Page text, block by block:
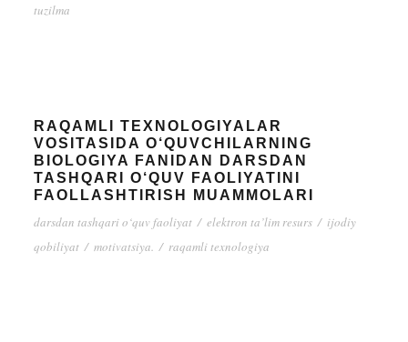
tuzilma
RAQAMLI TEXNOLOGIYALAR
VOSITASIDA O‘QUVCHILARNING
BIOLOGIYA FANIDAN DARSDAN
TASHQARI O‘QUV FAOLIYATINI
FAOLLASHTIRISH MUAMMOLARI
darsdan tashqari o‘quv faoliyat / elektron ta’lim resurs / ijodiy
qobiliyat / motivatsiya. / raqamli texnologiya